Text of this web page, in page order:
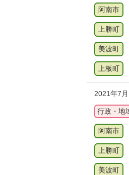
阿南市
上勝町
美波町
上板町
2021年7
行政・地
阿南市
上勝町
美波町